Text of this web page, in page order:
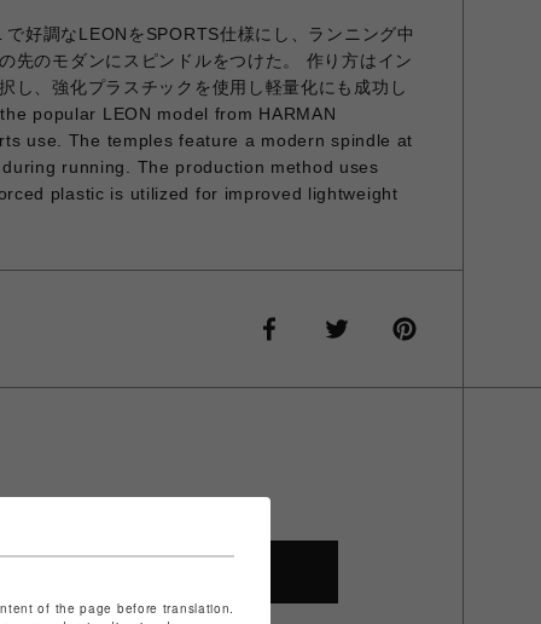
好調なLEONをSPORTS仕様にし、ランニング中
先のモダンにスピンドルをつけた。 作り方はイン
し、強化プラスチックを使用し軽量化にも成功し
popular LEON model from HARMAN
use. The temples feature a modern spindle at
running. The production method uses
plastic is utilized for improved lightweight
of the page before translation.